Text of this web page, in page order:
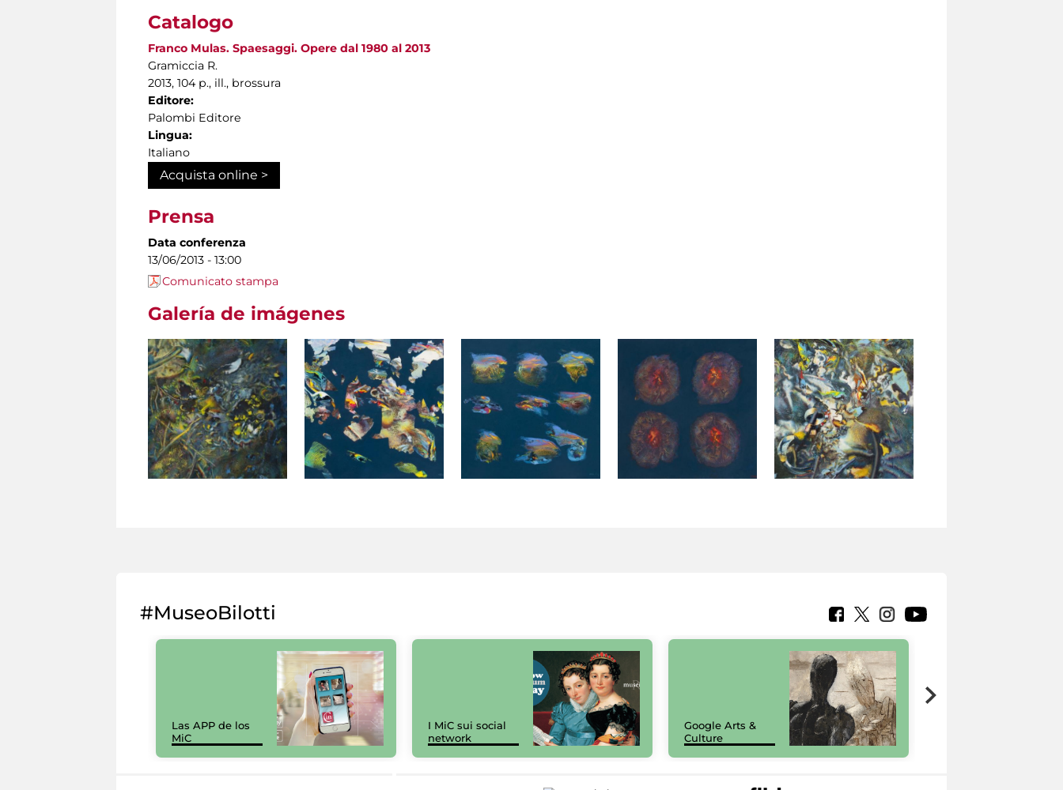
Catalogo
Franco Mulas. Spaesaggi. Opere dal 1980 al 2013
Gramiccia R.
2013, 104 p., ill., brossura
Editore:
Palombi Editore
Lingua:
Italiano
Acquista online >
Prensa
Data conferenza
13/06/2013 - 13:00
Comunicato stampa
Galería de imágenes
#MuseoBilotti
Las APP de los
MiC
I MiC sui social
network
Google Arts &
Culture